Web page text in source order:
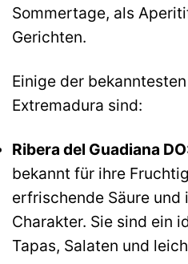
Sommertage, als
Gerichten.
Einige der
Extremadura sind:
Ribera del Guadiana
bekannt für ihre
erfrischende Säure und
Charakter. Sie sind ein
Tapas, Salaten und